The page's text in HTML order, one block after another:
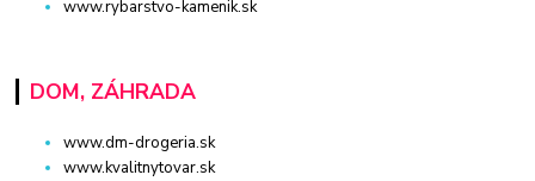
www.rybarstvo-kamenik.sk
DOM, ZÁHRADA
www.dm-drogeria.sk
www.kvalitnytovar.sk